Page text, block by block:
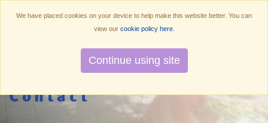
Contact
We have placed cookies on your device to help make this website better. You can
view our cookie policy here.
Continue using site